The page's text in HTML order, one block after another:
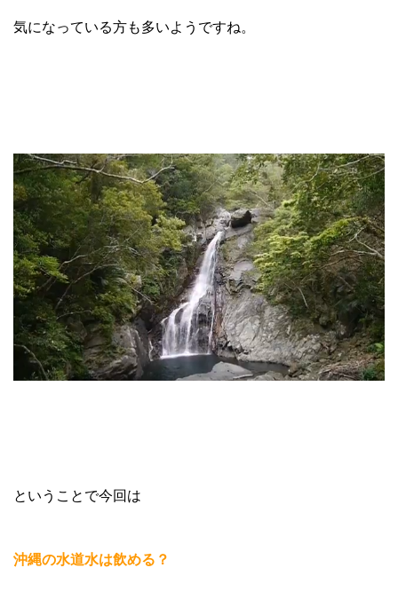
気になっている方も多いようですね。
ということで今回は
沖縄の水道水は飲める？